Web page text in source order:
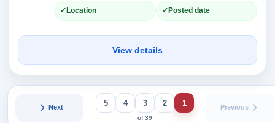
Location Posted date
View details
Previous
1
2
3
4
5
of 39
Next